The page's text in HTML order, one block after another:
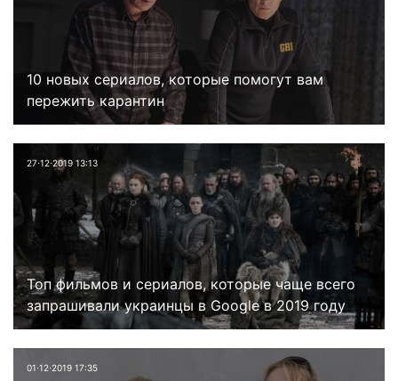
10 новых сериалов, которые помогут вам
пережить карантин
27⋅12⋅2019 13:13
Топ фильмов и сериалов, которые чаще всего
запрашивали украинцы в Google в 2019 году
01⋅12⋅2019 17:35